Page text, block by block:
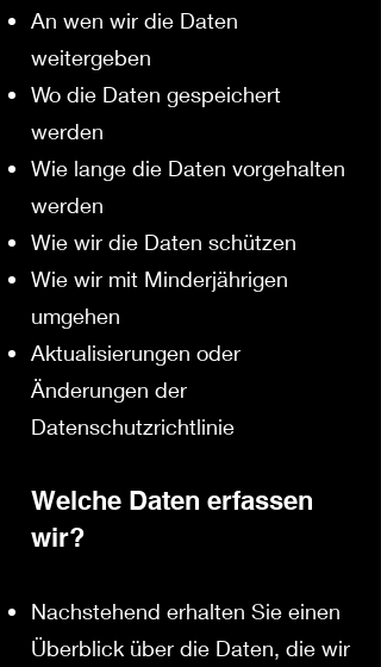
An wen wir die Daten
weitergeben
Wo die Daten gespeichert
werden
Wie lange die Daten vorgehalten
werden
Wie wir die Daten schützen
Wie wir mit Minderjährigen
umgehen
Aktualisierungen oder
Änderungen der
Datenschutzrichtlinie
Welche Daten erfassen
wir?
Nachstehend erhalten Sie einen
Überblick über die Daten, die wir